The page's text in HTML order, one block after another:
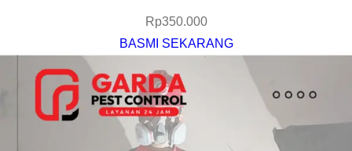
Rp350.000
BASMI SEKARANG